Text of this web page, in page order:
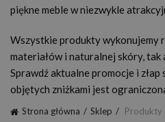
piękne meble w niezwykle
Wszystkie produkty wykonujemy
materiałów i naturalnej skóry, tak
Sprawdź aktualne promocje i
objętych zniżkami jest
Strona główna Sklep Produkty